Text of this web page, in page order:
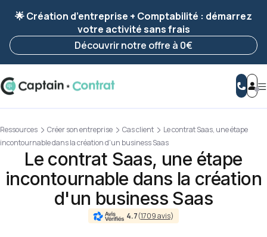
enregistrée 🚀
Reprendre ma démarche
🌟 Création d’entreprise + Comptabilité : démarrez
votre activité sans frais
Découvrir notre offre à 0€
Ressources Créer son entreprise Cas client
Le contrat Saas, une étape
incontournable dans la création d'un business Saas
Le contrat Saas, une étape
incontournable dans la création
d'un business Saas
4.7(1709 avis)